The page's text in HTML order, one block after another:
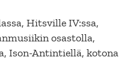
Hitsville IV:ssa,
osastolla,
Ison-Antintiellä, kotona